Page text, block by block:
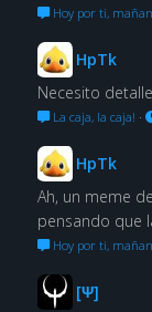
Hoy por ti,
HpTk
Necesito
La caja, la caja! ·
HpTk
Ah, un meme
pensando que
Hoy por ti,
[Ψ]